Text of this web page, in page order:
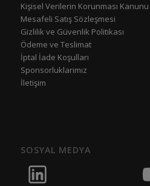
Kişisel Verilerin Korunması
Mesafeli Satış Sözleşmesi
Gizlilik ve Güvenlik Politikası
Ödeme ve Teslimat
İptal İade Koşulları
Sponsorluklarımız
İletişim
SOSYAL MEDYA